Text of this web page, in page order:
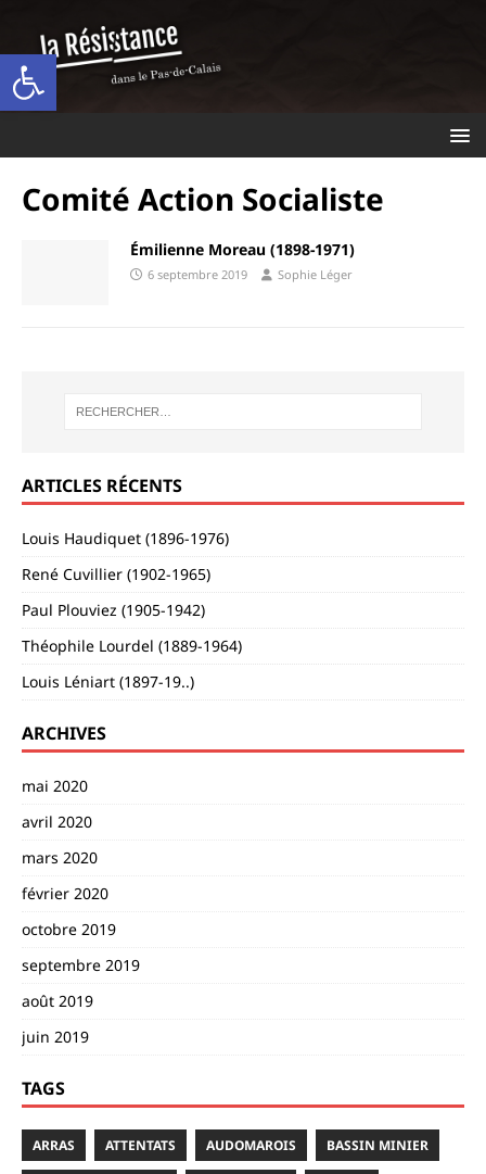
Ouvrir la barre d’outils
Comité Action Socialiste
Émilienne Moreau (1898-1971)
6 septembre 2019 Sophie Léger
ARTICLES RÉCENTS
Louis Haudiquet (1896-1976)
René Cuvillier (1902-1965)
Paul Plouviez (1905-1942)
Théophile Lourdel (1889-1964)
Louis Léniart (1897-19..)
ARCHIVES
mai 2020
avril 2020
mars 2020
février 2020
octobre 2019
septembre 2019
août 2019
juin 2019
TAGS
ARRAS ATTENTATS AUDOMAROIS BASSIN MINIER